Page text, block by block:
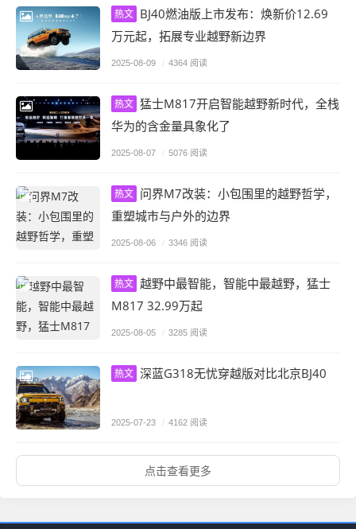
热文 BJ40燃油版上市发布：焕新价12.69
万元起，拓展专业越野新边界
2025-08-09 / 4364 阅读
热文 猛士M817开启智能越野新时代，全栈
华为的含金量具象化了
2025-08-07 / 5076 阅读
热文 问界M7改装：小包围里的越野哲学，
重塑城市与户外的边界
2025-08-06 / 3346 阅读
热文 越野中最智能，智能中最越野，猛士
M817 32.99万起
2025-08-05 / 3285 阅读
热文 深蓝G318无忧穿越版对比北京BJ40
2025-07-23 / 4162 阅读
点击查看更多